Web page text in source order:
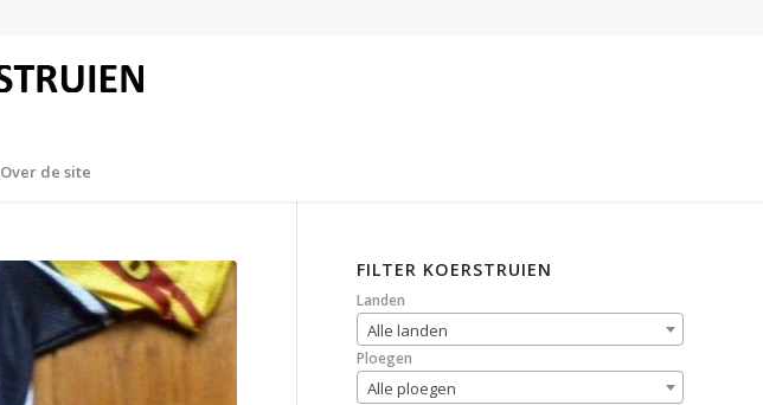
Over de site
FILTER KOERSTRUIEN
Landen
Alle landen
Ploegen
Alle ploegen